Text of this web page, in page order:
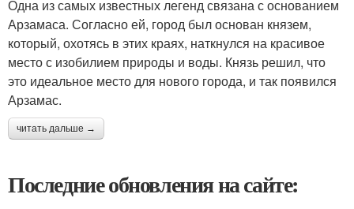
Одна из самых известных легенд связана с основанием
Арзамаса. Согласно ей, город был основан князем,
который, охотясь в этих краях, наткнулся на красивое
место с изобилием природы и воды. Князь решил, что
это идеальное место для нового города, и так появился
Арзамас.
читать дальше →
Последние обновления на сайте: